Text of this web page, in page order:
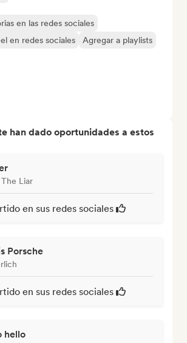
en las redes sociales
en redes sociales
Agregar a playlists
han dado oportunidades a estos
Liar
en sus redes sociales
Porsche
en sus redes sociales
hello